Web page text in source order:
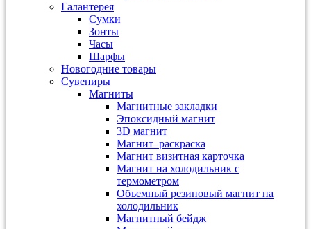
Галантерея
Сумки
Зонты
Часы
Шарфы
Новогодние товары
Сувениры
Магниты
Магнитные закладки
Эпоксидный магнит
3D магнит
Магнит–раскраска
Магнит визитная карточка
Магнит на холодильник с
термометром
Объемный резиновый магнит на
холодильник
Магнитный бейдж